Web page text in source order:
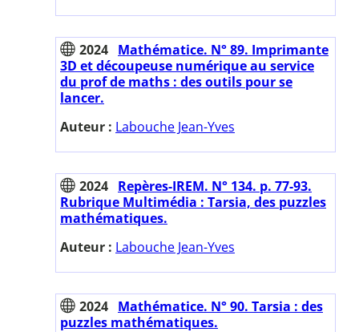
2024 Mathématice. N° 89. Imprimante
3D et découpeuse numérique au service
du prof de maths : des outils pour se
lancer.
Auteur : Labouche Jean-Yves
2024 Repères-IREM. N° 134. p. 77-93.
Rubrique Multimédia : Tarsia, des puzzles
mathématiques.
Auteur : Labouche Jean-Yves
2024 Mathématice. N° 90. Tarsia : des
puzzles mathématiques.